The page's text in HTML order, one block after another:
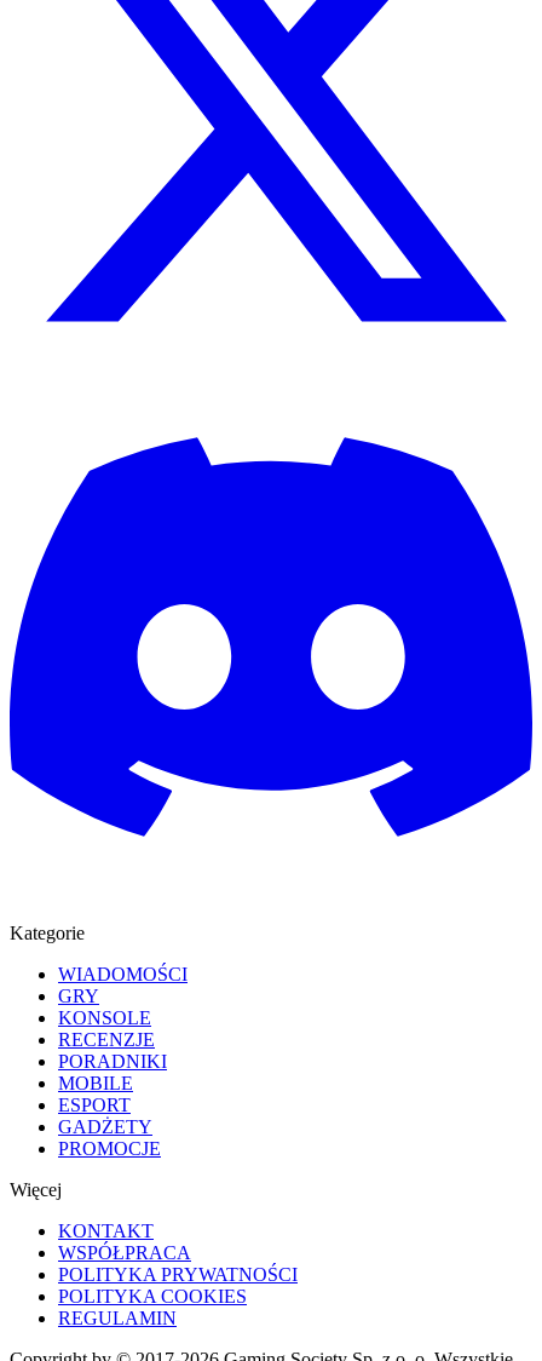
Kategorie
WIADOMOŚCI
GRY
KONSOLE
RECENZJE
PORADNIKI
MOBILE
ESPORT
GADŻETY
PROMOCJE
Więcej
KONTAKT
WSPÓŁPRACA
POLITYKA PRYWATNOŚCI
POLITYKA COOKIES
REGULAMIN